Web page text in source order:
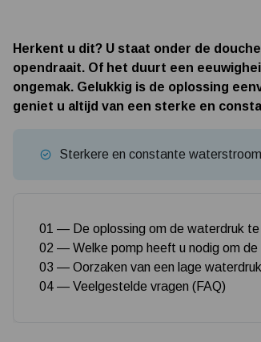
Herkent u dit? U staat onder de
opendraait. Of het duurt een
ongemak. Gelukkig is de oplossing
geniet u altijd van een sterke en
Sterkere en constante waterstroom
01 — De oplossing om de waterdruk te
02 — Welke pomp heeft u nodig om de
03 — Oorzaken van een lage waterdruk
04 — Veelgestelde vragen (FAQ)